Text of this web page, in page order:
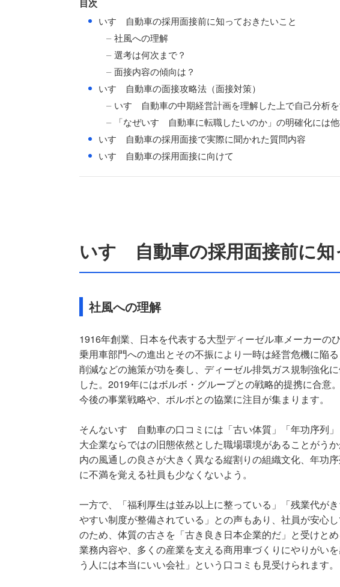
目次
● いすゞ自動車の採用面接前に知っておきたいこと
社風への理解
選考は何次まで？
面接内容の傾向は？
● いすゞ自動車の面接攻略法（面接対策）
いすゞ自動車の中期経営計画を理解した上で自己分析
「なぜいすゞ自動車に転職したいのか」の明確化には
● いすゞ自動車の採用面接で実際に聞かれた質問内容
● いすゞ自動車の採用面接に向けて
いすゞ自動車の採用面接前に
社風への理解
1916年創業、日本を代表する大型ディーゼル車メーカーの
乗用車部門への進出とその不振により一時は経営危機に陥
削減などの施策が功を奏し、ディーゼル排気ガス規制強化
した。2019年にはボルボ・グループとの戦略的提携に合意
今後の事業戦略や、ボルボとの協業に注目が集まります。
そんないすゞ自動車の口コミには「古い体質」「年功序列
大企業ならではの旧態依然とした職場環境があることがう
内の風通しの良さが大きく異なる縦割りの組織文化、年功
に不満を覚える社員も少なくないよう。
一方で、「福利厚生は並み以上に整っている」「残業代が
やすい制度が整備されている」との声もあり、社員が安心
のため、体質の古さを「古き良き日本企業的だ」と受けと
業務内容や、多くの産業を支える商用車づくりにやりがい
う人には本当にいい会社」という口コミも見受けられます。